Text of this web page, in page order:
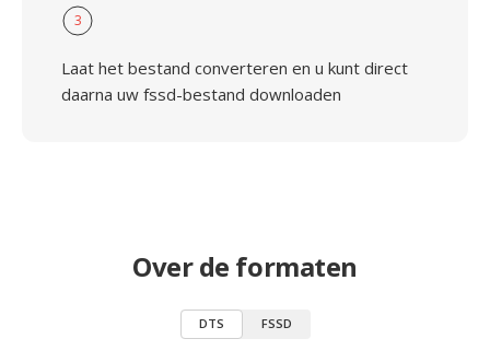
3
Laat het bestand converteren en u kunt direct
daarna uw fssd-bestand downloaden
Over de formaten
DTS FSSD